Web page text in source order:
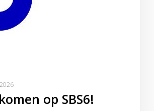
op SBS6!